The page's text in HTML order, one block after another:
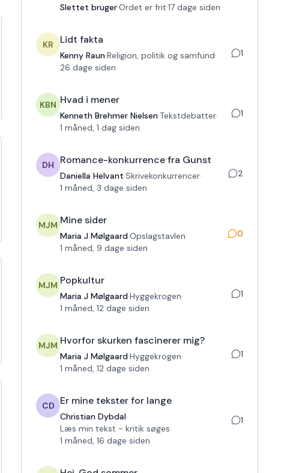
Slettet bruger·Ordet er frit·17 dage siden
KR Lidt fakta
Kenny Raun·Religion, politik og samfund·
26 dage siden
1
KBN Hvad i mener
Kenneth Brehmer Nielsen·Tekstdebatter·
1 måned, 1 dag siden
1
DH Romance-konkurrence fra Gunst
Daniella Helvant·Skrivekonkurrencer·
1 måned, 3 dage siden
2
MJM Mine sider
Maria J Mølgaard·Opslagstavlen·
1 måned, 9 dage siden
0
MJM Popkultur
Maria J Mølgaard·Hyggekrogen·
1 måned, 12 dage siden
1
MJM Hvorfor skurken fascinerer mig?
Maria J Mølgaard·Hyggekrogen·
1 måned, 12 dage siden
1
CD Er mine tekster for lange
Christian Dybdal·
Læs min tekst - kritik søges·
1 måned, 16 dage siden
1